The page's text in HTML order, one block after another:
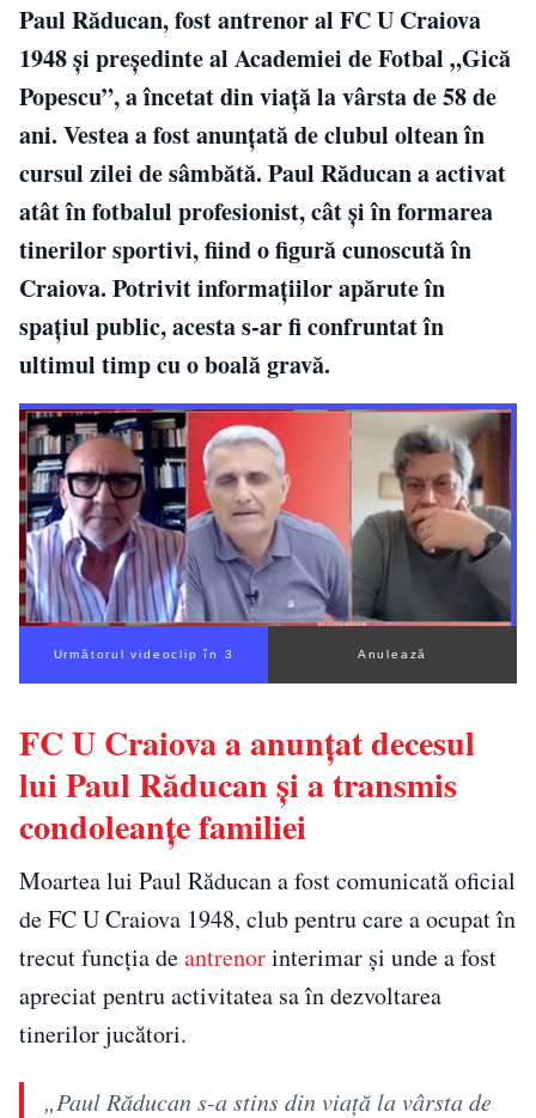
Paul Răducan, fost antrenor al FC U Craiova
1948 și președinte al Academiei de Fotbal „Gică
Popescu”, a încetat din viață la vârsta de 58 de
ani. Vestea a fost anunțată de clubul oltean în
cursul zilei de sâmbătă. Paul Răducan a activat
atât în fotbalul profesionist, cât și în formarea
tinerilor sportivi, fiind o figură cunoscută în
Craiova. Potrivit informațiilor apărute în
spațiul public, acesta s-ar fi confruntat în
ultimul timp cu o boală gravă.
Următorul videoclip în 2 Anulează
FC U Craiova a anunțat decesul
lui Paul Răducan și a transmis
condoleanțe familiei
Moartea lui Paul Răducan a fost comunicată oficial
de FC U Craiova 1948, club pentru care a ocupat în
trecut funcția deantrenorinterimar și unde a fost
apreciat pentru activitatea sa în dezvoltarea
tinerilor jucători.
„Paul Răducan s-a stins din viață la vârsta de